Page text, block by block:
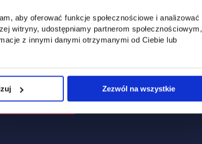
aby oferować funkcje społecznościowe i analizować
witryny, udostępniamy partnerom społecznościowym,
z innymi danymi otrzymanymi od Ciebie lub
Zezwól na wszystkie